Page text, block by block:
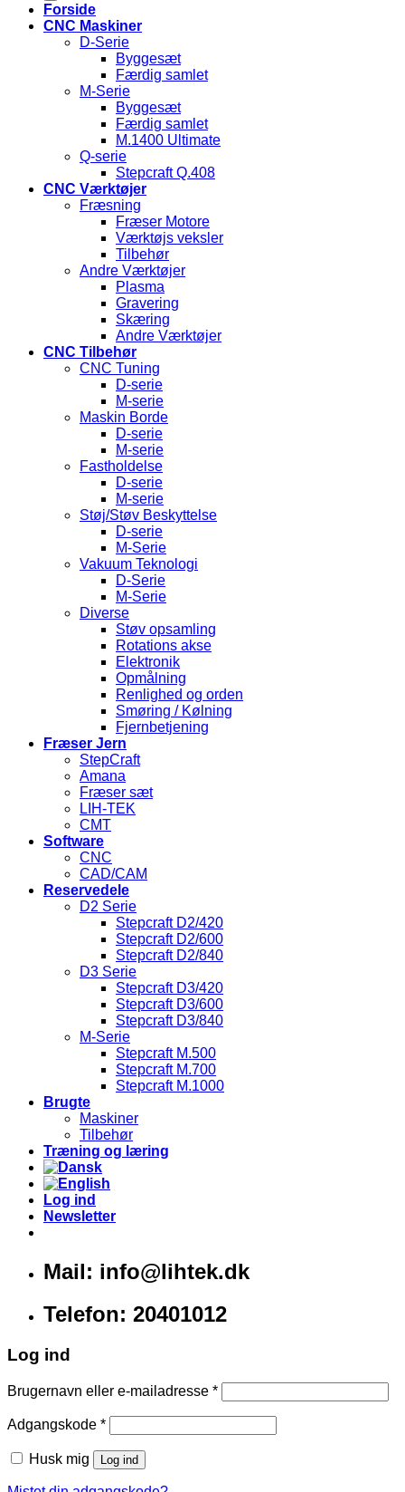
Forside
CNC Maskiner
D-Serie
Byggesæt
Færdig samlet
M-Serie
Byggesæt
Færdig samlet
M.1400 Ultimate
Q-serie
Stepcraft Q.408
CNC Værktøjer
Fræsning
Fræser Motore
Værktøjs veksler
Tilbehør
Andre Værktøjer
Plasma
Gravering
Skæring
Andre Værktøjer
CNC Tilbehør
CNC Tuning
D-serie
M-serie
Maskin Borde
D-serie
M-serie
Fastholdelse
D-serie
M-serie
Støj/Støv Beskyttelse
D-serie
M-Serie
Vakuum Teknologi
D-Serie
M-Serie
Diverse
Støv opsamling
Rotations akse
Elektronik
Opmålning
Renlighed og orden
Smøring / Kølning
Fjernbetjening
Fræser Jern
StepCraft
Amana
Fræser sæt
LIH-TEK
CMT
Software
CNC
CAD/CAM
Reservedele
D2 Serie
Stepcraft D2/420
Stepcraft D2/600
Stepcraft D2/840
D3 Serie
Stepcraft D3/420
Stepcraft D3/600
Stepcraft D3/840
M-Serie
Stepcraft M.500
Stepcraft M.700
Stepcraft M.1000
Brugte
Maskiner
Tilbehør
Træning og læring
Log ind
Newsletter
Mail: info@lihtek.dk
Telefon: 20401012
Log ind
Brugernavn eller e-mailadresse *
Adgangskode *
Husk mig Log ind